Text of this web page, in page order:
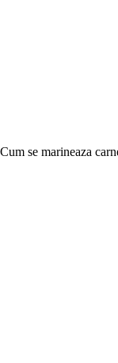
Cum se marineaza